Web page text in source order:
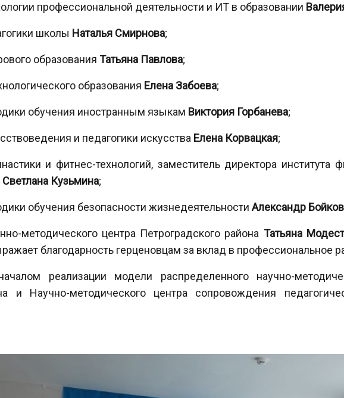
профессиональной деятельности и ИТ в образовании
школы Наталья Смирнова;
образования Татьяна Павлова;
образования Елена Забоева;
обучения иностранным языкам Виктория Горбанева;
и педагогики искусства Елена Корвацкая;
и фитнес-технологий, заместитель директора института
Светлана Кузьмина;
обучения безопасности жизнедеятельности Александр Бойков
методического центра Петроградского района Татьяна
благодарность герценовцам за вклад в профессиональное
реализации модели распределенного научно-
и Научно-методического центра сопровождения